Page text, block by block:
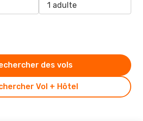
1 adulte
Vol + Hôtel
des vols